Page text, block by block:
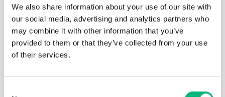
We also share information about your use of our site with
our social media, advertising and analytics partners who
may combine it with other information that you’ve
provided to them or that they’ve collected from your use
of their services.